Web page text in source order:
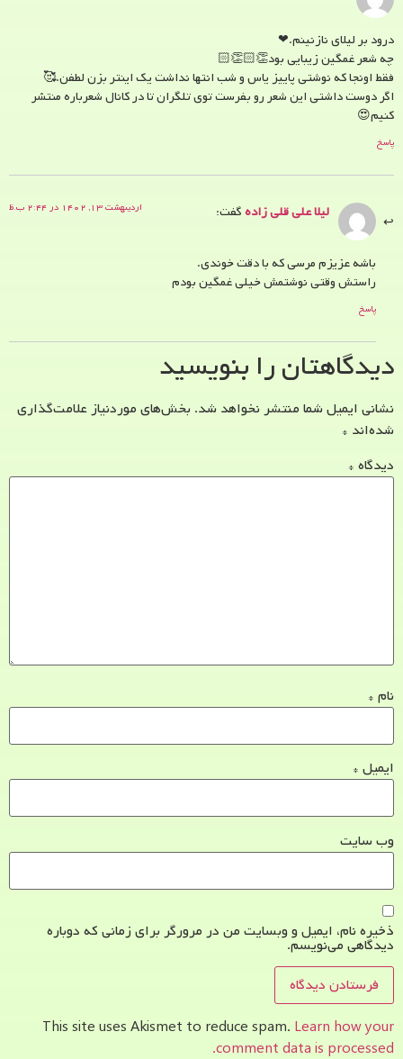
درود بر لیلای نازنینم.❤
چه شعر غمگین زیبایی بود👏🏻👏🏻
فقط اونجا که نوشتی پاییز یاس و شب انتها نداشت یک اینتر بزن لطفن.🥰
اگر دوست داشتی این شعر رو بفرست توی تلگران تا در کانال شعرباره منتشر
کنیم😍
پاسخ
لیلا علی قلی زادهگفت: اردیبهشت ۱۳, ۱۴۰۲ در ۲:۴۴ ب.ظ
باشه عزیزم مرسی که با دقت خوندی.
راستش وقتی نوشتمش خیلی غمگین بودم
پاسخ
دیدگاهتان را بنویسید
نشانی ایمیل شما منتشر نخواهد شد. بخش‌های موردنیاز علامت‌گذاری
شده‌اند *
دیدگاه *
نام *
ایمیل *
وب‌ سایت
ذخیره نام، ایمیل و وبسایت من در مرورگر برای زمانی که دوباره
دیدگاهی می‌نویسم.
This site uses Akismet to reduce spam. Learn how your
comment data is processed.